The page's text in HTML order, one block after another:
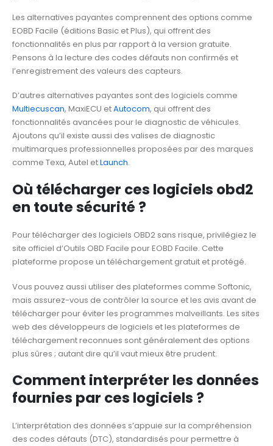
Les alternatives payantes comprennent des options comme
EOBD Facile (éditions Basic et Plus), qui offrent des
fonctionnalités en plus par rapport à la version gratuite.
Pensons à la lecture des codes défauts non confirmés et
l’enregistrement des valeurs des capteurs.
D’autres alternatives payantes sont des logiciels comme
Multiecuscan, MaxiECU etAutocom, qui offrent des
fonctionnalités avancées pour le diagnostic de véhicules.
Ajoutons qu’il existe aussi des valises de diagnostic
multimarques professionnelles proposées par des marques
comme Texa, Autel etLaunch.
Où télécharger ces logiciels obd2
en toute sécurité ?
Pour télécharger des logiciels OBD2 sans risque, privilégiez le
site officiel d’Outils OBD Facile pour EOBD Facile. Cette
plateforme propose un téléchargement gratuit et protégé.
Vous pouvez aussi utiliser des plateformes comme Softonic,
mais assurez-vous de contrôler la source et les avis avant de
télécharger pour éviter les programmes malveillants. Les sites
web des développeurs de logiciels et les plateformes de
téléchargement reconnues sont généralement des options
plus sûres ; autant dire qu’il vaut mieux être prudent.
Comment interpréter les données
fournies par ces logiciels ?
L’interprétation des données s’appuie sur la compréhension
des codes défauts (DTC), standardisés pour permettre à